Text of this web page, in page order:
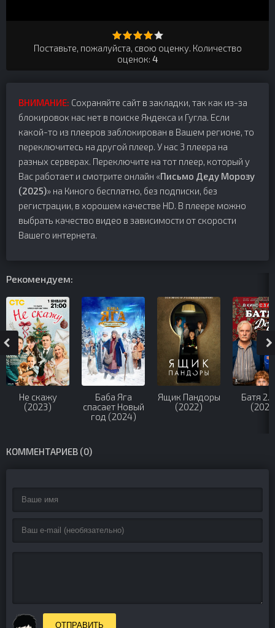
Поставьте, пожалуйста, свою оценку. Количество
оценок: 4
ВНИМАНИЕ: Сохраняйте сайт в закладки, так как из-за
блокировок нас нет в поиске Яндекса и Гугла. Если
какой-то из плееров заблокирован в Вашем регионе, то
переключитесь на другой плеер. У нас 3 плеера на
разных серверах. Переключите на тот плеер, который у
Вас работает и смотрите онлайн «Письмо Деду Морозу
(2025)» на Киного бесплатно, без подписки, без
регистрации, в хорошем качестве HD. В плеере можно
выбрать качество видео в зависимости от скорости
Вашего интернета.
Рекомендуем:
Не скажу
(2023)
Баба Яга
спасает Новый
год (2024)
Ящик Пандоры
(2022)
Батя 2.
КОММЕНТАРИЕВ (0)
ОТПРАВИТЬ